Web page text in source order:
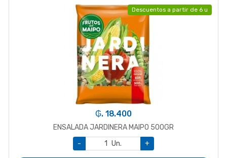
Descuentos a partir de 6 u
₲. 18.400
ENSALADA JARDINERA MAIPO 500GR
-
Un. +